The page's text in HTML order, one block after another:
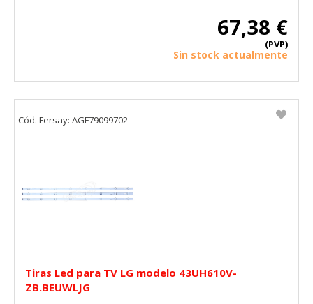
67,38 €
(PVP)
Sin stock actualmente
Tiras Led para TV LG modelo 43UH610V-
ZB.BEUWLJG
Cód. Fersay: AGF79099702